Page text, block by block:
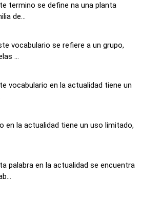
termino se define na una planta
de...
vocabulario se refiere a un grupo,
...
vocabulario en la actualidad tiene un
en la actualidad tiene un uso limitado,
palabra en la actualidad se encuentra